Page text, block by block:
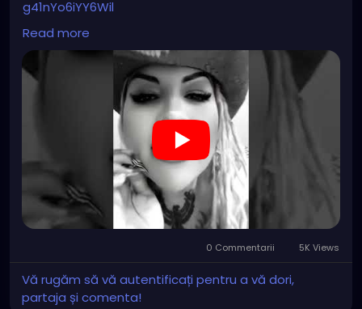
g41nYo6iYY6Wil
#hellpop #creaturecosplay
#monstercore
#creaturecore #dommymommy
Read more
0 Commentarii 5K Views
Vă rugăm să vă autentificați pentru a vă dori,
partaja și comenta!